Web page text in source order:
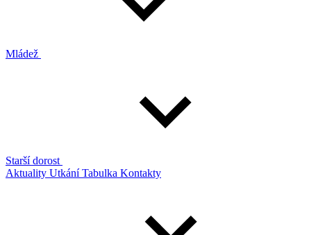
Mládež
Starší dorost
Aktuality UtkáníTabulka Kontakty